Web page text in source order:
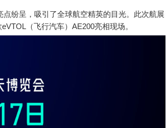
纷呈，吸引了全球航空精英的目光。此次航展
（飞行汽车）AE200亮相现场。